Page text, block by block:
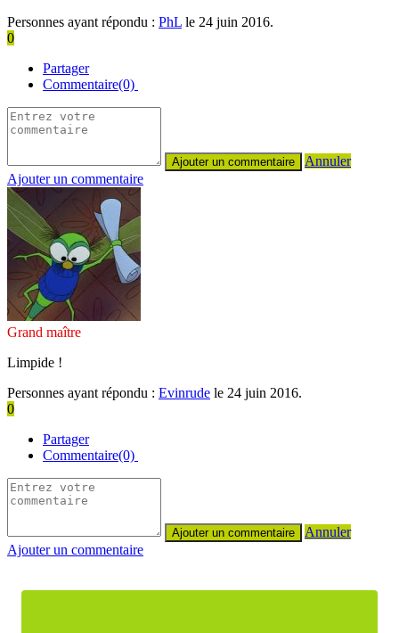
Personnes ayant répondu : PhL le 24 juin 2016.
0
Partager
Commentaire(0)
Annuler
Ajouter un commentaire
Grand maître
Limpide !
Personnes ayant répondu : Evinrude le 24 juin 2016.
0
Partager
Commentaire(0)
Annuler
Ajouter un commentaire